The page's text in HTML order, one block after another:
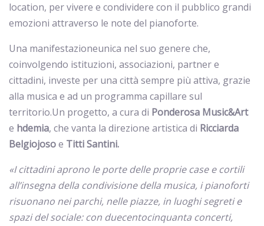
location, per vivere e condividere con il pubblico grandi
emozioni attraverso le note del pianoforte.
Una manifestazioneunica nel suo genere che,
coinvolgendo istituzioni, associazioni, partner e
cittadini, investe per una città sempre più attiva, grazie
alla musica e ad un programma capillare sul
territorio.Un progetto, a cura di Ponderosa Music&Art
e hdemia, che vanta la direzione artistica di Ricciarda
Belgiojosoe Titti Santini.
«I cittadini aprono le porte delle proprie case e cortili
all’insegna della condivisione della musica, i pianoforti
risuonano nei parchi, nelle piazze, in luoghi segreti e
spazi del sociale: con duecentocinquanta concerti,